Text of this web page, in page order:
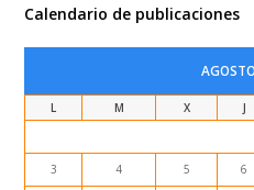
Calendario de publicaciones
L M X J
3 4 5 6